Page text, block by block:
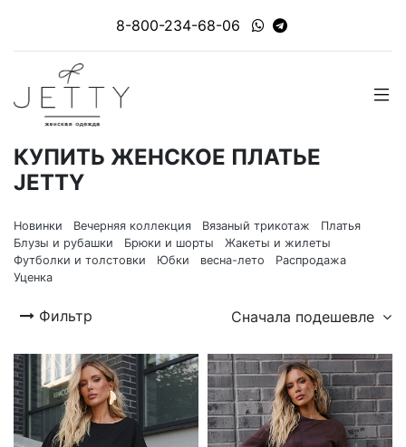
8-800-234-68-06
КУПИТЬ ЖЕНСКОЕ ПЛАТЬЕ
JETTY
Новинки Вечерняя коллекция Вязаный трикотаж
Платья
Блузы и рубашки
Брюки и шорты
Жакеты и жилеты
Футболки и толстовки
Юбки весна-лето
Распродажа
Уценка
Фильтр Сначала подешевле